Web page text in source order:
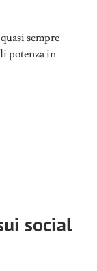
sempre
potenza in
social